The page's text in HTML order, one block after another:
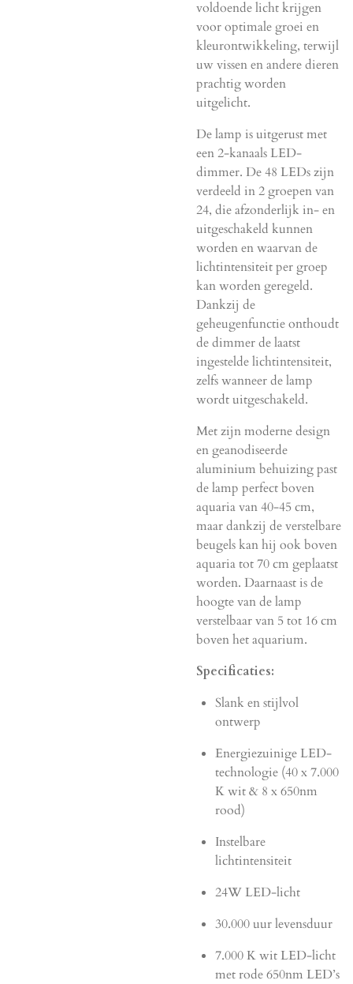
voldoende licht krijgen
voor optimale groei en
kleurontwikkeling, terwijl
uw vissen en andere dieren
prachtig worden
uitgelicht.
De lamp is uitgerust met
een 2-kanaals LED-
dimmer. De 48 LEDs zijn
verdeeld in 2 groepen van
24, die afzonderlijk in- en
uitgeschakeld kunnen
worden en waarvan de
lichtintensiteit per groep
kan worden geregeld.
Dankzij de
geheugenfunctie onthoudt
de dimmer de laatst
ingestelde lichtintensiteit,
zelfs wanneer de lamp
wordt uitgeschakeld.
Met zijn moderne design
en geanodiseerde
aluminium behuizing past
de lamp perfect boven
aquaria van 40-45 cm,
maar dankzij de verstelbare
beugels kan hij ook boven
aquaria tot 70 cm geplaatst
worden. Daarnaast is de
hoogte van de lamp
verstelbaar van 5 tot 16 cm
boven het aquarium.
Specificaties:
Slank en stijlvol
ontwerp
Energiezuinige LED-
technologie (40 x 7.000
K wit & 8 x 650nm
rood)
Instelbare
lichtintensiteit
24W LED-licht
30.000 uur levensduur
7.000 K wit LED-licht
met rode 650nm LED’s